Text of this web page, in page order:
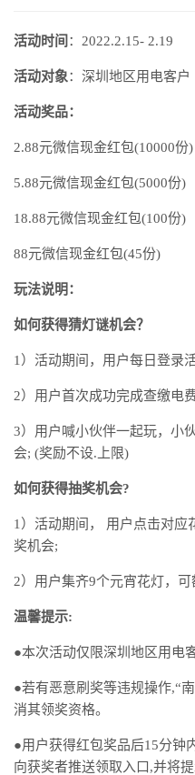
活动时间 ：2022.2.15- 2.19
活动对象：深圳地区用电客户
活动奖品：
2.88元微信现金红包(10000份)
5.88元微信现金红包(5000份)
18.88元微信现金红包(100份)
88元微信现金红包(45份)
玩法说明：
如何获得猜灯谜机会？
1）活动期间，用户每日登录
2）用户首次成功完成查缴电
3）用户喊小伙伴一起玩，小
会; (奖励不设.上限)
如何获得抽奖机会?
1）活动期间， 用户点击对应
奖机会;
2）用户集齐9个元宵花灯，可
温馨提示:
●本次活动仅限深圳地区用电
●若有恶意刷奖等违规操作,“
消其领奖资格。
●用户获得红包奖品后15分钟
向获奖者推送领取入口,并将